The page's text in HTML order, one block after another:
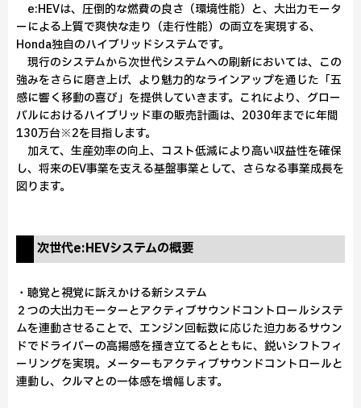
e:HEVは、圧倒的な燃費の良さ（環境性能）と、大出力モータ
ーによる上質で爽快な走り（走行性能）の両立を実現する、
Honda独自のハイブリッドシステムです。
現行のシステムから次世代システムへの刷新においては、この
強みをさらに磨き上げ、より魅力的なラインアップを通じた「五
感に響く移動の喜び」を提供していきます。これにより、グロー
バルにおけるハイブリッド車の販売計画は、2030年までに年間
130万台※2を目指します。
加えて、生産効率の向上、コスト低減により高い収益性を確保
し、将来のEV事業を支える基盤事業として、さらなる事業成長を
図ります。
次世代e:HEVシステムの概要
・聴覚と視覚に訴えかける新システム
２つの大出力モーターとアクティブサウンドコントロールシステ
ムを連動させることで、エンジン回転数に応じた迫力あるサウン
ドでドライバーの高揚感を掻き立てるとともに、鋭いシフトフィ
ーリングを実現。メーターもアクティブサウンドコントロールと
連動し、クルマとの一体感を増幅します。